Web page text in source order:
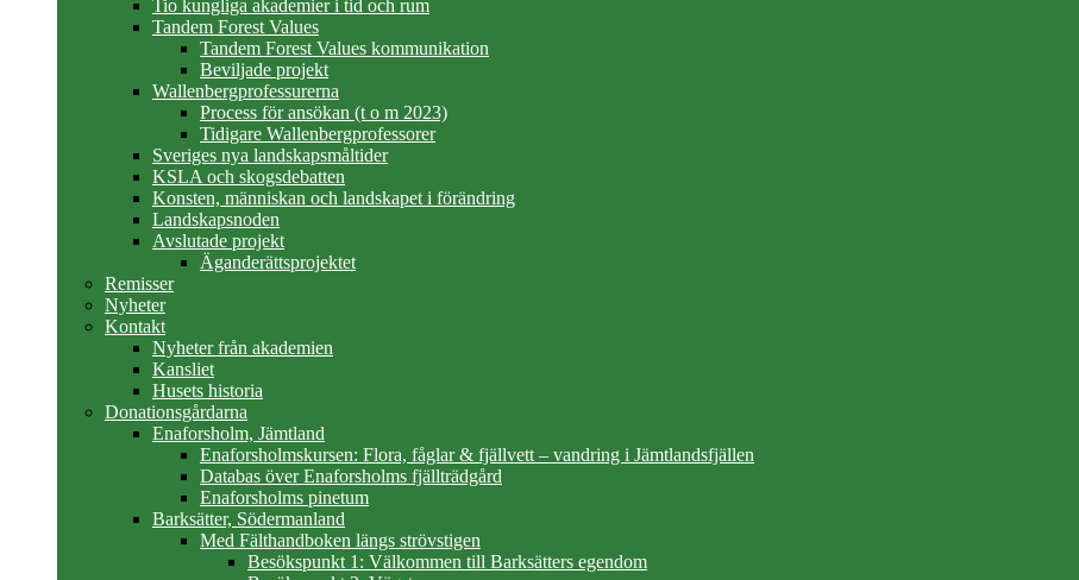
Tio kungliga akademier i tid och rum
Tandem Forest Values
Tandem Forest Values kommunikation
Beviljade projekt
Wallenbergprofessurerna
Process för ansökan (t o m 2023)
Tidigare Wallenbergprofessorer
Sveriges nya landskapsmåltider
KSLA och skogsdebatten
Konsten, människan och landskapet i förändring
Landskapsnoden
Avslutade projekt
Äganderättsprojektet
Remisser
Nyheter
Kontakt
Nyheter från akademien
Kansliet
Husets historia
Donationsgårdarna
Enaforsholm, Jämtland
Enaforsholmskursen: Flora, fåglar & fjällvett – vandring i Jämtlandsfjällen
Databas över Enaforsholms fjällträdgård
Enaforsholms pinetum
Barksätter, Södermanland
Med Fälthandboken längs strövstigen
Besökspunkt 1: Välkommen till Barksätters egendom